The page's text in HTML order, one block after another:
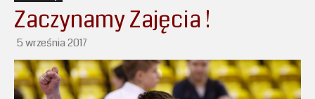
Zaczynamy Zajęcia !
5 września 2017